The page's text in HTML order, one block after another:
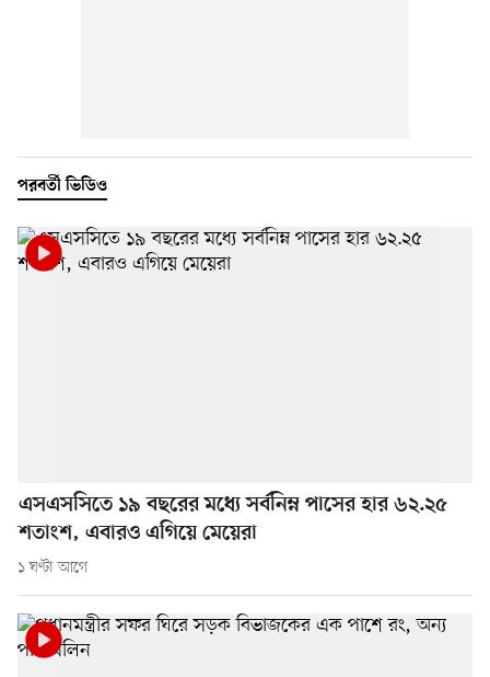
পরবর্তী ভিডিও
এসএসসিতে ১৯ বছরের মধ্যে সর্বনিম্ন পাসের হার ৬২.২৫
শতাংশ, এবারও এগিয়ে মেয়েরা
১ ঘণ্টা আগে